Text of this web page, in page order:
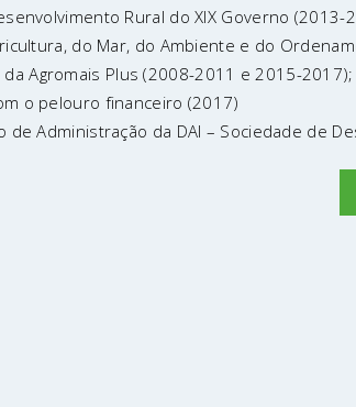
Rural do XIX Governo (2013-
do Mar, do Ambiente e do
Agromais Plus (2008-2011 e 2015-2017);
o pelouro financeiro (2017)
de Administração da DAI – Sociedade de